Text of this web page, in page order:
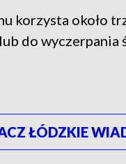
korzysta około
do wyczerpania
ŁÓDZKIE